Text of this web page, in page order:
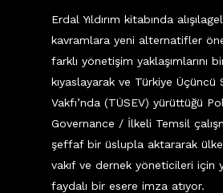
Erdal Yıldırım kitabında
kavramlara yeni alternatifler
farklı yönetişim yaklaşımlarını
kıyaslayarak ve Türkiye Üçüncü
Vakfı’nda (TÜSEV) yürüttüğü
Governance / İlkeli Temsil
şeffaf bir üslupla aktararak
vakıf ve dernek yöneticileri için
faydalı bir esere imza atıyor.